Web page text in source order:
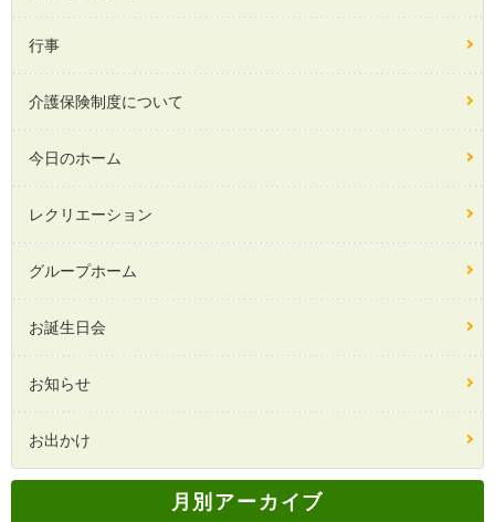
行事
介護保険制度について
今日のホーム
レクリエーション
グループホーム
お誕生日会
お知らせ
お出かけ
月別アーカイブ